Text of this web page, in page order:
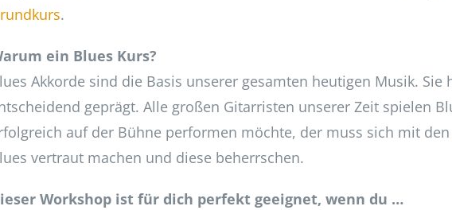
.
ein Blues Kurs?
Akkorde sind die Basis unserer gesamten heutigen Musik. Sie
geprägt. Alle großen Gitarristen unserer Zeit spielen
auf der Bühne performen möchte, der muss sich mit
vertraut machen und diese beherrschen.
Workshop ist für dich perfekt geeignet, wenn du …